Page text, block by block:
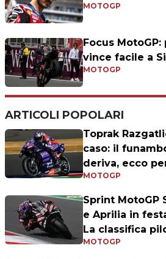
MOTOGP
Focus
vince facile a
MOTOGP
ARTICOLI POPOLARI
Toprak
caso: il
deriva, ecco
MOTOGP
Sprint MotoGP
e Aprilia in
La classifica
MOTOGP